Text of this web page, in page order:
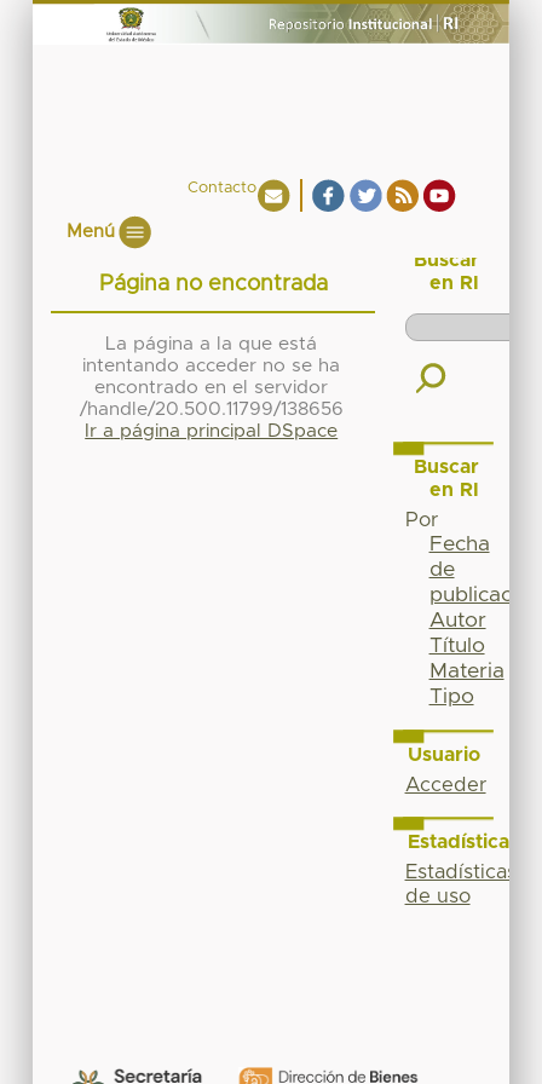
Contacto
Menú
Página no encontrada
La página a la que está
intentando acceder no se ha
encontrado en el servidor
/handle/20.500.11799/138656
Ir a página principal DSpace
Buscar
en RI
Buscar
en RI
Por
Fecha
de
publicación
Autor
Título
Materia
Tipo
Usuario
Acceder
Estadísticas
Estadísticas
de uso